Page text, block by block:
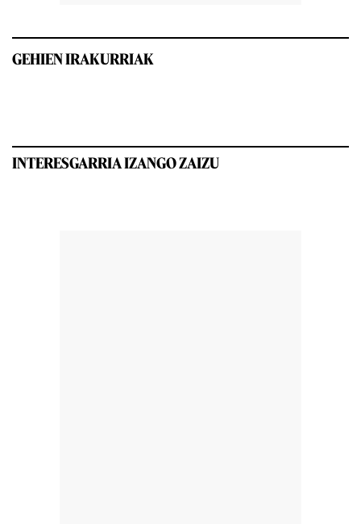
GEHIEN IRAKURRIAK
INTERESGARRIA IZANGO ZAIZU